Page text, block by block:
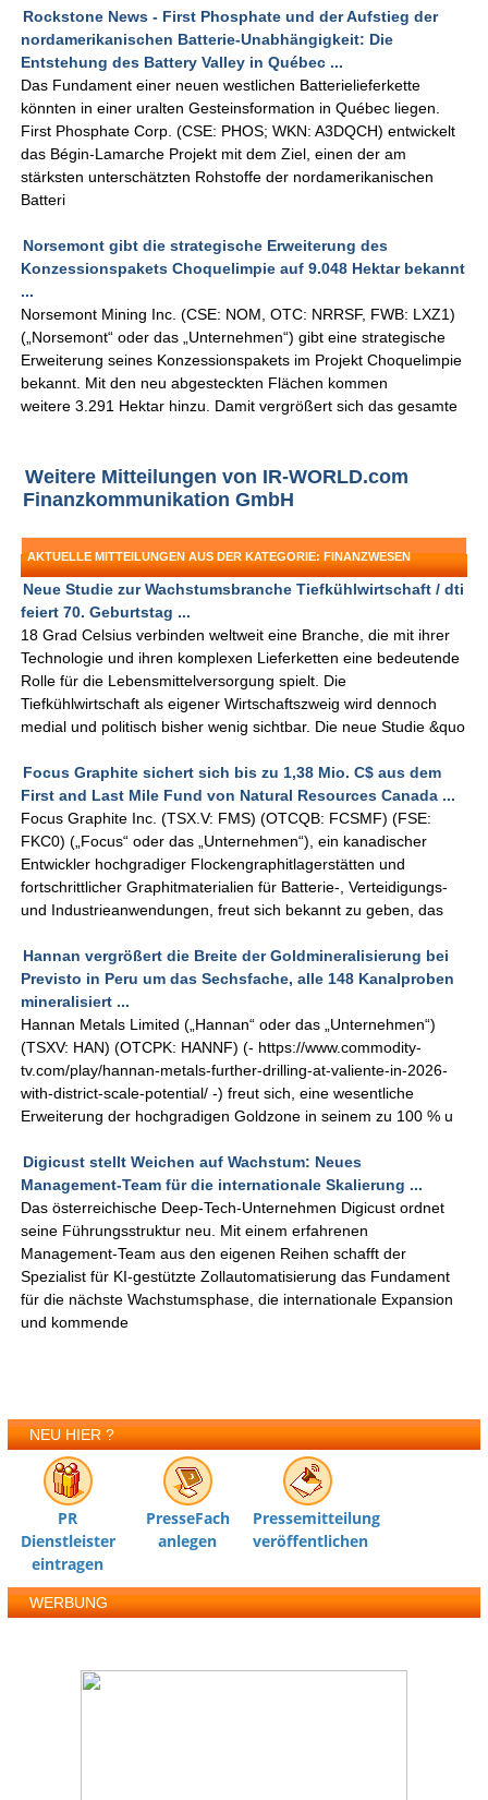
Rockstone News - First Phosphate und der Aufstieg der
nordamerikanischen Batterie-Unabhängigkeit: Die
Entstehung des Battery Valley in Québec ...
Das Fundament einer neuen westlichen Batterielieferkette
könnten in einer uralten Gesteinsformation in Québec liegen.
First Phosphate Corp. (CSE: PHOS; WKN: A3DQCH) entwickelt
das Bégin-Lamarche Projekt mit dem Ziel, einen der am
stärksten unterschätzten Rohstoffe der nordamerikanischen
Batteri
Norsemont gibt die strategische Erweiterung des
Konzessionspakets Choquelimpie auf 9.048 Hektar bekannt
...
Norsemont Mining Inc. (CSE: NOM, OTC: NRRSF, FWB: LXZ1)
(„Norsemont“ oder das „Unternehmen“) gibt eine strategische
Erweiterung seines Konzessionspakets im Projekt Choquelimpie
bekannt. Mit den neu abgesteckten Flächen kommen
weitere 3.291 Hektar hinzu. Damit vergrößert sich das gesamte
Weitere Mitteilungen von IR-WORLD.com
Finanzkommunikation GmbH
AKTUELLE MITTEILUNGEN AUS DER KATEGORIE: FINANZWESEN
Neue Studie zur Wachstumsbranche Tiefkühlwirtschaft / dti
feiert 70. Geburtstag ...
18 Grad Celsius verbinden weltweit eine Branche, die mit ihrer
Technologie und ihren komplexen Lieferketten eine bedeutende
Rolle für die Lebensmittelversorgung spielt. Die
Tiefkühlwirtschaft als eigener Wirtschaftszweig wird dennoch
medial und politisch bisher wenig sichtbar. Die neue Studie &quo
Focus Graphite sichert sich bis zu 1,38 Mio. C$ aus dem
First and Last Mile Fund von Natural Resources Canada ...
Focus Graphite Inc. (TSX.V: FMS) (OTCQB: FCSMF) (FSE:
FKC0) („Focus“ oder das „Unternehmen“), ein kanadischer
Entwickler hochgradiger Flockengraphitlagerstätten und
fortschrittlicher Graphitmaterialien für Batterie-, Verteidigungs-
und Industrieanwendungen, freut sich bekannt zu geben, das
Hannan vergrößert die Breite der Goldmineralisierung bei
Previsto in Peru um das Sechsfache, alle 148 Kanalproben
mineralisiert ...
Hannan Metals Limited („Hannan“ oder das „Unternehmen“)
(TSXV: HAN) (OTCPK: HANNF) (- https://www.commodity-
tv.com/play/hannan-metals-further-drilling-at-valiente-in-2026-
with-district-scale-potential/ -) freut sich, eine wesentliche
Erweiterung der hochgradigen Goldzone in seinem zu 100 % u
Digicust stellt Weichen auf Wachstum: Neues
Management-Team für die internationale Skalierung ...
Das österreichische Deep-Tech-Unternehmen Digicust ordnet
seine Führungsstruktur neu. Mit einem erfahrenen
Management-Team aus den eigenen Reihen schafft der
Spezialist für KI-gestützte Zollautomatisierung das Fundament
für die nächste Wachstumsphase, die internationale Expansion
und kommende
NEU HIER ?
PR
Dienstleister
eintragen
PresseFach
anlegen
Pressemitteilung
veröffentlichen
WERBUNG